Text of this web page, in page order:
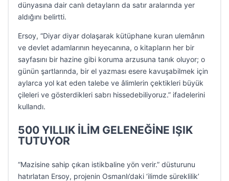
dünyasına dair canlı detayların da satır aralarında yer
aldığını belirtti.
Ersoy, “Diyar diyar dolaşarak kütüphane kuran ulemânın
ve devlet adamlarının heyecanına, o kitapların her bir
sayfasını bir hazine gibi koruma arzusuna tanık oluyor; o
günün şartlarında, bir el yazması esere kavuşabilmek için
aylarca yol kat eden talebe ve âlimlerin çektikleri büyük
çileleri ve gösterdikleri sabrı hissedebiliyoruz.” ifadelerini
kullandı.
500 YILLIK İLİM GELENEĞİNE IŞIK
TUTUYOR
“Mazisine sahip çıkan istikbaline yön verir.” düsturunu
hatırlatan Ersoy, projenin Osmanlı’daki ‘ilimde süreklilik’